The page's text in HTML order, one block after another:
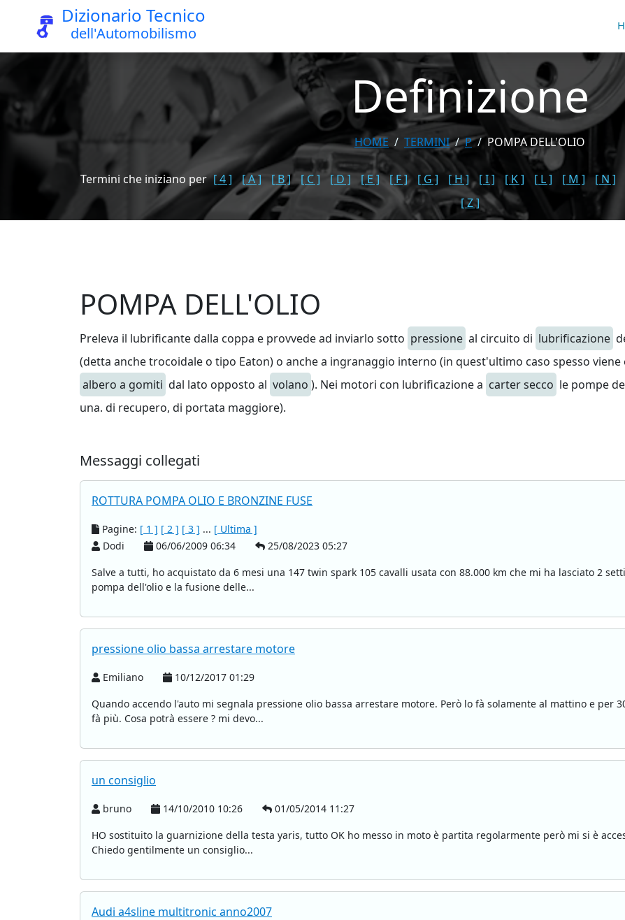
Dizionario Tecnico
dell'Automobilismo
Definizione
HOME TERMINI P POMPA DELL'OLIO
Termini che iniziano per [ 4 ] [ A ] [ B ] [ C ] [ D ] [ E ] [ F ] [ G ] [ H ] [ I ] [ K ] [ L ] [ M ] [ N ]
[ Z ]
POMPA DELL'OLIO
Preleva il lubrificante dalla coppa e provvede ad inviarlo sotto pressione al circuito di lubrificazione
(detta anche trocoidale o tipo Eaton) o anche a ingranaggio interno (in quest'ultimo caso spesso
albero a gomiti dal lato opposto al volano ). Nei motori con lubrificazione a carter secco le pompe
una. di recupero, di portata maggiore).
Messaggi collegati
ROTTURA POMPA OLIO E BRONZINE FUSE
Pagine: [ 1 ] [ 2 ] [ 3 ] ... [ Ultima ]
Dodi
06/06/2009 06:34
25/08/2023 05:27
Salve a tutti, ho acquistato da 6 mesi una 147 twin spark 105 cavalli usata con 88.000 km che mi ha lasciato 2
pompa dell'olio e la fusione delle...
pressione olio bassa arrestare motore
Emiliano
10/12/2017 01:29
Quando accendo l'auto mi segnala pressione olio bassa arrestare motore. Però lo fà solamente al mattino e per
fà più. Cosa potrà essere ? mi devo...
un consiglio
bruno 14/10/2010 10:26
01/05/2014 11:27
HO sostituito la guarnizione della testa yaris, tutto OK ho messo in moto è partita regolarmente però mi si è
Chiedo gentilmente un consiglio...
Audi a4sline multitronic anno2007